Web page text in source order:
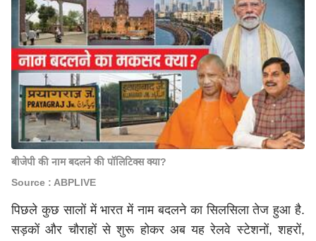
बीजेपी की नाम बदलने की पॉलिटिक्स क्या?
Source : ABPLIVE
पिछले कुछ सालों में भारत में नाम बदलने का सिलसिला तेज हुआ है.
सड़कों और चौराहों से शुरू होकर अब यह रेलवे स्टेशनों, शहरों,